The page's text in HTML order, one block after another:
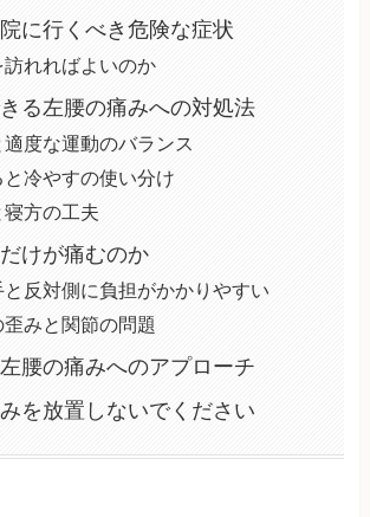
に行くべき危険な症状
訪れればよいのか
る左腰の痛みへの対処法
度な運動のバランス
冷やすの使い分け
方の工夫
けが痛むのか
と反対側に負担がかかりやすい
みと関節の問題
腰の痛みへのアプローチ
を放置しないでください